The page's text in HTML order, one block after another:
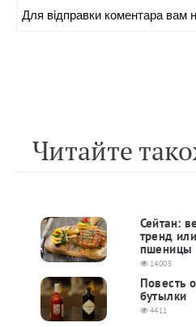
Для вiдправки коментара вам
Читайте
Сейтан:
тренд
пшеницы
14005
Повесть
бутылки
4411